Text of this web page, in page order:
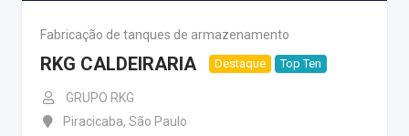
Fabricação de tanques de armazenamento
RKG CALDEIRARIA Destaque Top Ten
GRUPO RKG
Piracicaba, São Paulo